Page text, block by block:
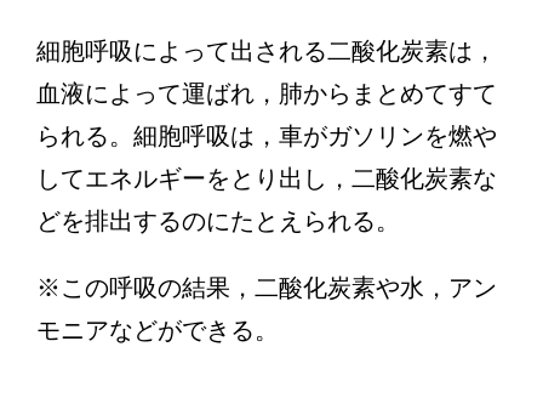
細胞呼吸によって出される二酸化炭素は，
血液によって運ばれ，肺からまとめてすて
られる。細胞呼吸は，車がガソリンを燃や
してエネルギーをとり出し，二酸化炭素な
どを排出するのにたとえられる。
※この呼吸の結果，二酸化炭素や水，アン
モニアなどができる。